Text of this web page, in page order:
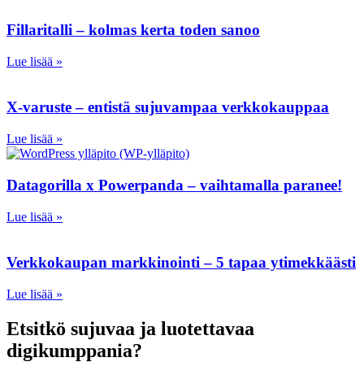
Fillaritalli – kolmas kerta toden sanoo
Lue lisää »
X-varuste – entistä sujuvampaa verkkokauppaa
Lue lisää »
Datagorilla x Powerpanda – vaihtamalla paranee!
Lue lisää »
Verkkokaupan markkinointi – 5 tapaa ytimekkäästi
Lue lisää »
Etsitkö sujuvaa ja luotettavaa
digikumppania?